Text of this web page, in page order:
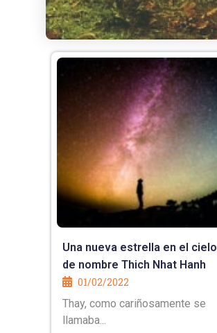
Una nueva estrella en el cielo
de nombre Thich Nhat Hanh
01/02/2022
Thay, como cariñosamente se
llamaba...